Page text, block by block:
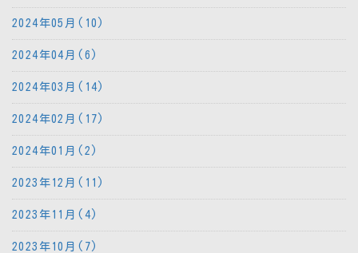
2024年05月(10)
2024年04月(6)
2024年03月(14)
2024年02月(17)
2024年01月(2)
2023年12月(11)
2023年11月(4)
2023年10月(7)